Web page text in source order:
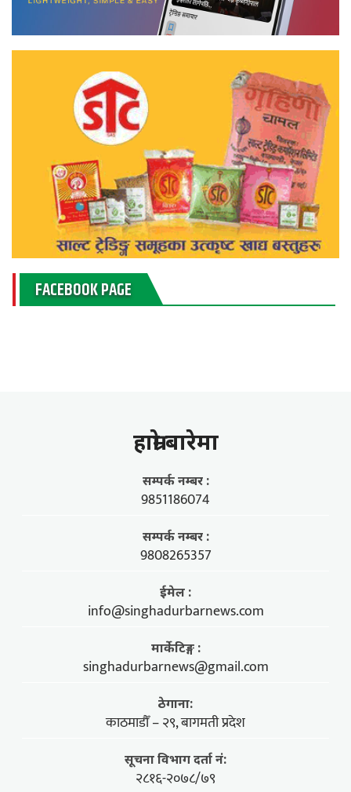
FACEBOOK PAGE
हाम्राे बारेमा
सम्पर्क नम्बर :
9851186074
सम्पर्क नम्बर :
9808265357
ईमेल :
info@singhadurbarnews.com
मार्केटिङ्ग :
singhadurbarnews@gmail.com
ठेगाना:
काठमाडौँ – २९, बागमती प्रदेश
सूचना विभाग दर्ता नं:
२८१६-२०७८/७९